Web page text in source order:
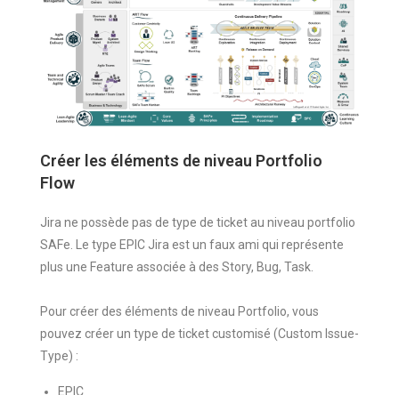
Créer les éléments de niveau Portfolio
Flow
Jira ne possède pas de type de ticket au niveau portfolio
SAFe. Le type EPIC Jira est un faux ami qui représente
plus une Feature associée à des Story, Bug, Task.
Pour créer des éléments de niveau Portfolio, vous
pouvez créer un type de ticket customisé (Custom Issue-
Type) :
EPIC